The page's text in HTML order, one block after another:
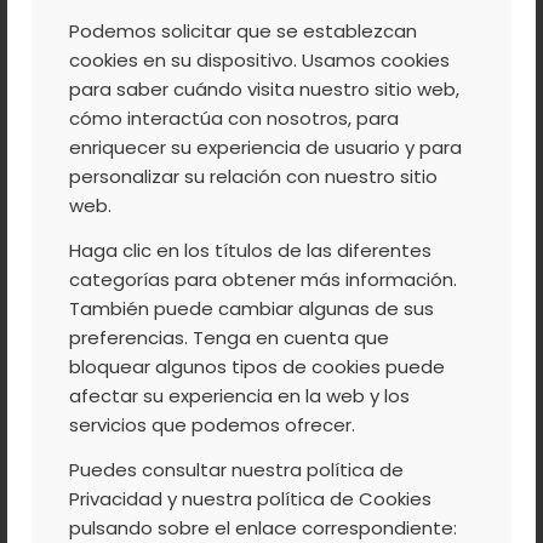
Podemos solicitar que se establezcan
cookies en su dispositivo. Usamos cookies
para saber cuándo visita nuestro sitio web,
cómo interactúa con nosotros, para
enriquecer su experiencia de usuario y para
personalizar su relación con nuestro sitio
web.
Haga clic en los títulos de las diferentes
categorías para obtener más información.
También puede cambiar algunas de sus
preferencias. Tenga en cuenta que
bloquear algunos tipos de cookies puede
afectar su experiencia en la web y los
servicios que podemos ofrecer.
Puedes consultar nuestra política de
Privacidad y nuestra política de Cookies
pulsando sobre el enlace correspondiente:
MEJORAR LOS
RESULTADOS EN
CULTIVO ECOLÓGICO
DE LOS ÚLTIMOS AÑOS
Ayer estuvimos en la presentación del Plan
Estratégico de agricultura biológica en
Extremadura. Desde la Agrupación
tenemos la determinación de mejorar la
comercialización de este tipo de productos
y que nuestros agricultores se vean
beneficiados de un cultivo de